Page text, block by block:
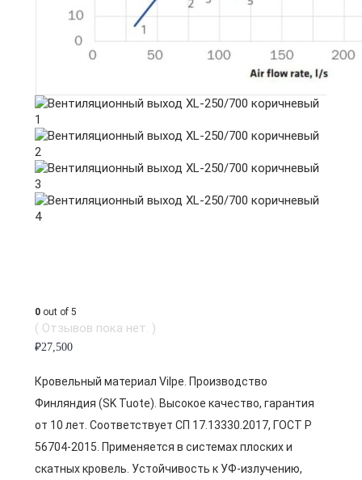
0 out of 5
( Отзывов пока нет. )
₽27,500
Кровельный материал Vilpe. Производство
Финляндия (SK Tuote). Высокое качество, гарантия
от 10 лет. Соответствует СП 17.13330.2017, ГОСТ Р
56704-2015. Применяется в системах плоских и
скатных кровель. Устойчивость к УФ-излучению,